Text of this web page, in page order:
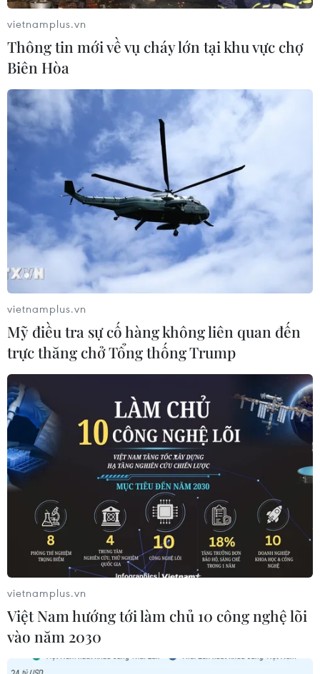
thu hút đông đảo du khách đến tham quan, tìm hiểu tục
lệ văn hóa truyền thống của Bắc Ninh.
vietnamplus.vn
Thông tin mới về vụ cháy lớn tại khu vực chợ
Biên Hòa
vietnamplus.vn
Mỹ điều tra sự cố hàng không liên quan đến
trực thăng chở Tổng thống Trump
vietnamplus.vn
Việt Nam hướng tới làm chủ 10 công nghệ lõi
vào năm 2030